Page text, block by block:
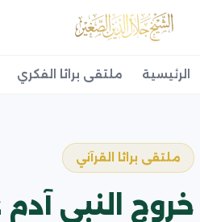
الرئيسية ملتقى براثا الفكري
ملتقى براثا القرآني
خروج النبي